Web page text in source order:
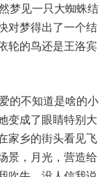
梦见一只大蜘蛛结
对梦得出了一个结
轮的鸟还是王洛宾
的不知道是啥的小
变成了眼睛特别大
家乡的街头看见飞
景，月光，营造给